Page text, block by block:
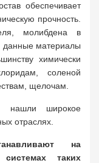
обеспечивает
прочность.
молибдена в
данные материалы
химически
соленой
щелочам.
нашли широкое
отраслях.
на
таких